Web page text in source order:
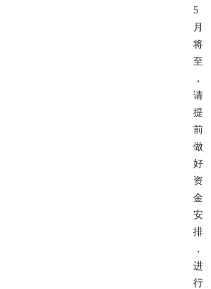
5
月
将
至
，
请
提
前
做
好
资
金
安
排
，
进
行